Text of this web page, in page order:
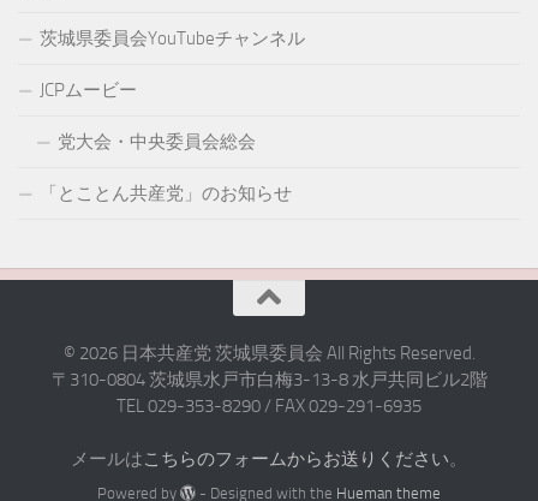
茨城県委員会YouTubeチャンネル
JCPムービー
党大会・中央委員会総会
「とことん共産党」のお知らせ
© 2026 日本共産党 茨城県委員会 All Rights Reserved.
〒310-0804 茨城県水戸市白梅3-13-8 水戸共同ビル2階
TEL 029-353-8290 / FAX 029-291-6935
メールはこちらのフォームからお送りください。
Powered by - Designed with the Hueman theme